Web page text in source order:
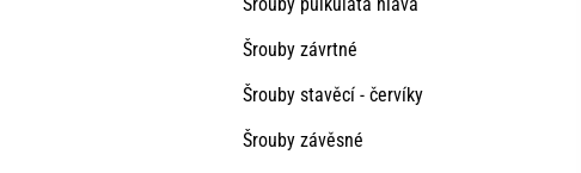
Šrouby závrtné
Šrouby stavěcí - červíky
Šrouby závěsné